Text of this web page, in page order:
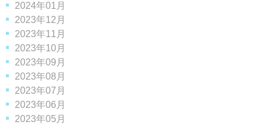
2024年01月
2023年12月
2023年11月
2023年10月
2023年09月
2023年08月
2023年07月
2023年06月
2023年05月